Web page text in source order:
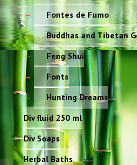
Fontes de Fumo
Buddhas and Tibetan
Feng Shui
Fonts
Hunting Dreams
Div fluid 250 ml
Div Soaps
Herbal Baths